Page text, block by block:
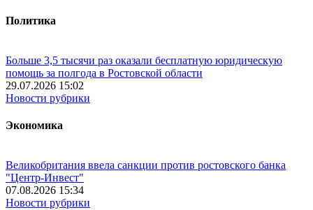
Политика
Больше 3,5 тысячи раз оказали бесплатную юридическую
помощь за полгода в Ростовской области
29.07.2026 15:02
Новости рубрики
Экономика
Великобритания ввела санкции против ростовского банка
"Центр-Инвест"
07.08.2026 15:34
Новости рубрики